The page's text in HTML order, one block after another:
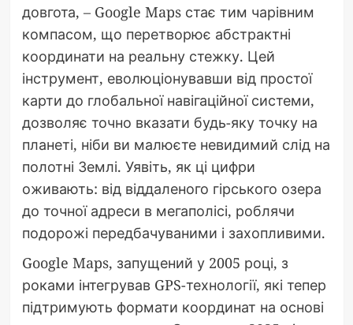
довгота, – Google Maps стає тим чарівним
компасом, що перетворює абстрактні
координати на реальну стежку. Цей
інструмент, еволюціонувавши від простої
карти до глобальної навігаційної системи,
дозволяє точно вказати будь-яку точку на
планеті, ніби ви малюєте невидимий слід на
полотні Землі. Уявіть, як ці цифри
оживають: від віддаленого гірського озера
до точної адреси в мегаполісі, роблячи
подорожі передбачуваними і захопливими.
Google Maps, запущений у 2005 році, з
роками інтегрував GPS-технології, які тепер
підтримують формати координат на основі